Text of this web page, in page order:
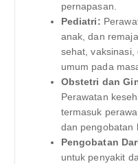
pernapasan.
Pediatri:
anak, dan
sehat,
umum pada
Obstetri dan
Perawatan
termasuk
dan pengobatan
Pengobatan
untuk penyakit